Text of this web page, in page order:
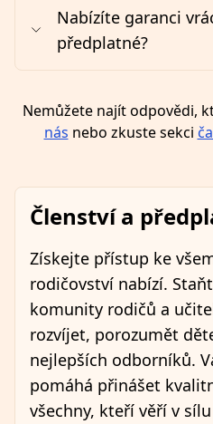
Nabízíte garanci
předplatné?
Nemůžete najít odpovědi,
nás nebo zkuste sekci
Členství a
Získejte přístup ke
rodičovství nabízí.
komunity rodičů a
rozvíjet, porozumět
nejlepších odborníků.
pomáhá přinášet
všechny, kteří věří v